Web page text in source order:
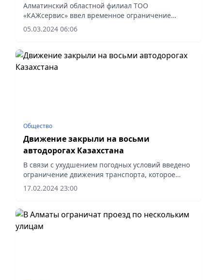
Алматинский областной филиал ТОО
«КАЖсервис» ввел временное ограничение
движения автотранспортных средств с нагрузкой
на одиночную ось свыше 8 тонн.
05.03.2024 06:06
Общество
Движение закрыли на восьми
автодорогах Казахстана
В связи с ухудшением погодных условий введено
ограничение движения транспорта, которое
действует на восьми автодорогах
республиканского значения в семи областях.
17.02.2024 23:00